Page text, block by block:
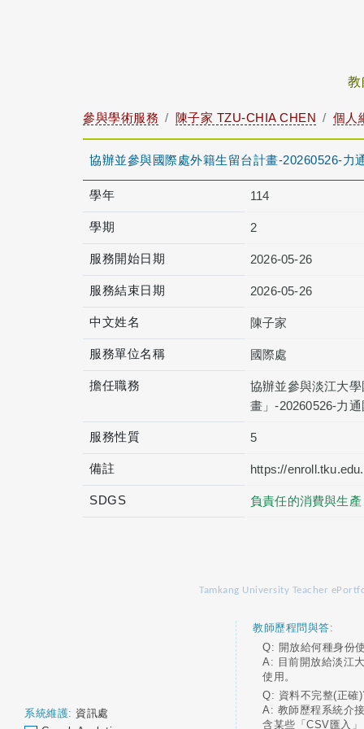
教
參與學術服務 陳子家 TZU-CHIA CHEN 個人
協辦並參與國際處外籍生留台計畫-20260526-力
學年 114
學期 2
服務開始日期 2026-05-26
服務結束日期 2026-05-26
中文姓名 陳子家
服務單位名稱 國際處
擔任職務
協辦並參與淡江大
畫」-20260526-力
服務性質 5
備註 https://
SDGS 負責任的消費與生產
Tamkang University Teacher
系統維護: 資訊處
教師歷程問與答:
Q: 開放給何種身份
A: 目前開放給淡江
使用。
Q: 資料不完整(正確
A: 教師歷程系統介
含某些「CSV匯入